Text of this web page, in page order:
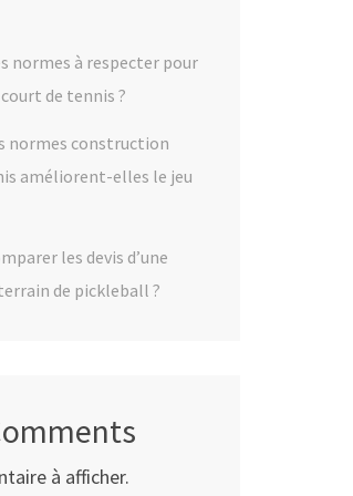
normes à respecter pour
de tennis ?
normes construction
améliorent-elles le jeu
les devis d’une
de pickleball ?
à afficher.